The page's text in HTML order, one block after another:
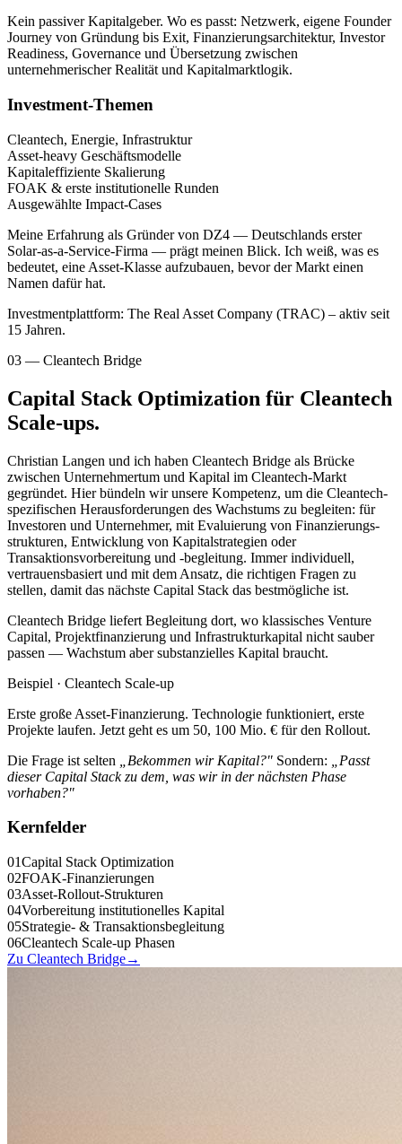
Kein passiver Kapitalgeber. Wo es passt: Netzwerk, eigene Founder
Journey von Gründung bis Exit, Finanzierungs­architektur, Investor
Readiness, Governance und Übersetzung zwischen
unternehmerischer Realität und Kapitalmarktlogik.
Investment-Themen
Cleantech, Energie, Infrastruktur
Asset-heavy Geschäftsmodelle
Kapitaleffiziente Skalierung
FOAK & erste institutionelle Runden
Ausgewählte Impact-Cases
Meine Erfahrung als Gründer von DZ4 — Deutschlands erster
Solar-as-a-Service-Firma — prägt meinen Blick. Ich weiß, was es
bedeutet, eine Asset-Klasse aufzubauen, bevor der Markt einen
Namen dafür hat.
Investmentplattform: The Real Asset Company (TRAC) – aktiv seit
15 Jahren.
03 — Cleantech Bridge
Capital Stack Optimization für Cleantech
Scale-ups.
Christian Langen und ich haben Cleantech Bridge als Brücke
zwischen Unternehmertum und Kapital im Cleantech-Markt
gegründet. Hier bündeln wir unsere Kompetenz, um die Cleantech-
spezifischen Herausforderungen des Wachstums zu begleiten: für
Investoren und Unternehmer, mit Evaluierung von Finanzierungs­
strukturen, Entwicklung von Kapital­strategien oder
Transaktionsvorbereitung und -begleitung. Immer individuell,
vertrauensbasiert und mit dem Ansatz, die richtigen Fragen zu
stellen, damit das nächste Capital Stack das bestmögliche ist.
Cleantech Bridge liefert Begleitung dort, wo klassisches Venture
Capital, Projekt­finanzierung und Infrastruktur­kapital nicht sauber
passen — Wachstum aber substanzielles Kapital braucht.
Beispiel · Cleantech Scale-up
Erste große Asset-Finanzierung. Technologie funktioniert, erste
Projekte laufen. Jetzt geht es um 50, 100 Mio. € für den Rollout.
Die Frage ist selten
„Bekommen wir Kapital?" Sondern:
„Passt
dieser Capital Stack zu dem, was wir in der nächsten Phase
vorhaben?"
Kernfelder
01Capital Stack Optimization
02FOAK-Finanzierungen
03Asset-Rollout-Strukturen
04Vorbereitung institutionelles Kapital
05Strategie- & Transaktions­begleitung
06Cleantech Scale-up Phasen
Zu Cleantech Bridge→